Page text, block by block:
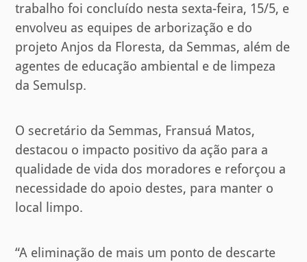
trabalho foi concluído nesta sexta-feira, 15/5, e
envolveu as equipes de arborização e do
projeto Anjos da Floresta, da Semmas, além de
agentes de educação ambiental e de limpeza
da Semulsp.
O secretário da Semmas, Fransuá Matos,
destacou o impacto positivo da ação para a
qualidade de vida dos moradores e reforçou a
necessidade do apoio destes, para manter o
local limpo.
“A eliminação de mais um ponto de descarte